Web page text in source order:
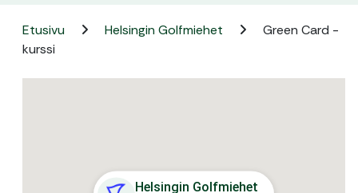
Etusivu Helsingin Golfmiehet
Green Card -
kurssi
Helsingin Golfmiehet